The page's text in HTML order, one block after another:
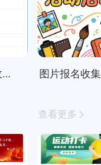
夏令营报名收集表 图片报名收
查看更多